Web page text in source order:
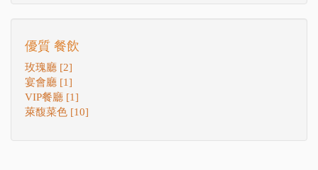
優質 餐飲
玫瑰廳 [2]
宴會廳 [1]
VIP餐廳 [1]
萊馥菜色 [10]